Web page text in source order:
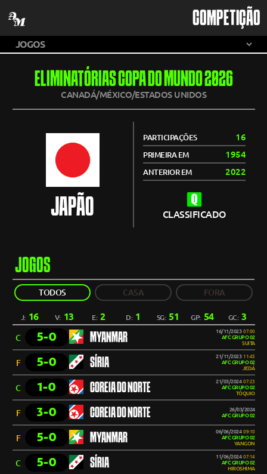
COMPETIÇÃO
ELIMINATÓRIAS COPA DO MUNDO 2026
CANADÁ/MÉXICO/ESTADOS UNIDOS
JAPÃO
PARTICIPAÇÕES 16
PRIMEIRA EM 1954
ANTERIOR EM 2022
CLASSIFICADO
JOGOS
TODOS CASA FORA
J: 16 V: 13 E:2 D: 1 SG:51 GP: 54 GC: 3
C 5-0 MYANMAR 16/11/2023 07:00
AFC GRUPO 02
SUITA
F 5-0 SÍRIA 21/11/2023 11:45
AFC GRUPO 02
JEDÁ
C 1-0 COREIA DO NORTE 21/03/2024 07:23
AFC GRUPO 02
TÓQUIO
F 3-0 COREIA DO NORTE
26/03/2024
AFC GRUPO 02
F 5-0 MYANMAR 06/06/2024 09:10
AFC GRUPO 02
YANGON
C 5-0 SÍRIA 11/06/2024 07:14
AFC GRUPO 02
HIROSHIMA